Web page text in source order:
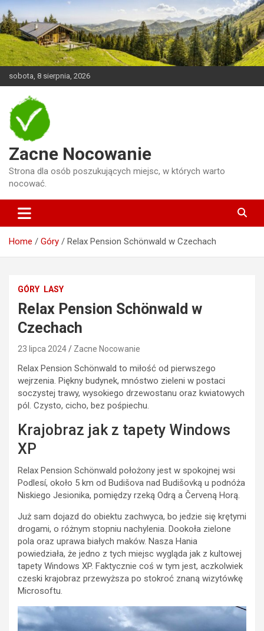
Skip
to
content
sobota, 8 sierpnia, 2026
Zacne Nocowanie
Strona dla osób poszukujących miejsc, w których warto
nocować.
Home Góry Relax Pension Schönwald w Czechach
GÓRY LASY
Relax Pension Schönwald w
Czechach
23 lipca 2024 Zacne Nocowanie
Relax Pension Schönwald to miłość od pierwszego
wejrzenia. Piękny budynek, mnóstwo zieleni w postaci
soczystej trawy, wysokiego drzewostanu oraz kwiatowych
pól. Czysto, cicho, bez pośpiechu.
Krajobraz jak z tapety Windows
XP
Relax Pension Schönwald położony jest w spokojnej wsi
Podlesí, około 5 km od Budišova nad Budišovką u podnóża
Niskiego Jesionika, pomiędzy rzeką Odrą a Červeną Horą.
Już sam dojazd do obiektu zachwyca, bo jedzie się krętymi
drogami, o różnym stopniu nachylenia. Dookoła zielone
pola oraz uprawa białych maków. Nasza Hania
powiedziała, że jedno z tych miejsc wygląda jak z kultowej
tapety Windows XP. Faktycznie coś w tym jest, aczkolwiek
czeski krajobraz przewyższa po stokroć znaną wizytówkę
Microsoftu.